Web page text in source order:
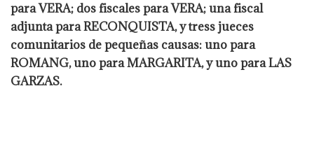
para VERA; dos fiscales para VERA; una fiscal
adjunta para RECONQUISTA, y tress jueces
comunitarios de pequeñas causas: uno para
ROMANG, uno para MARGARITA, y uno para LAS
GARZAS.